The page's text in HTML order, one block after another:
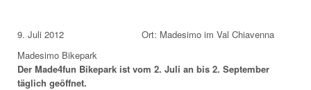
9. Juli 2012 Ort: Madesimo im Val Chiavenna
Madesimo Bikepark
Der Made4fun Bikepark ist vom 2. Juli an bis 2. September
täglich geöffnet.